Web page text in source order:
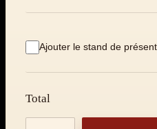
Ajouter le stand de
Quantité de produits
Total